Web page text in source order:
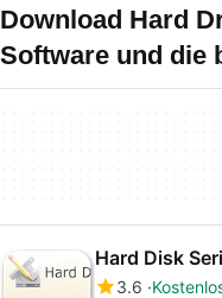
Download Hard
Software und die
Hard Disk
3.6